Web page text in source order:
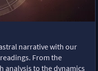
narrative with our
From the
to the dynamics